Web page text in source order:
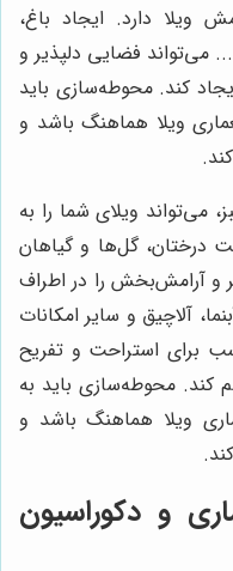
ویلا دارد. ایجاد باغ،
... می‌تواند فضایی دلپذیر و
کند. محوطه‌سازی باید
ویلا هماهنگ باشد و
می‌تواند ویلای شما را به
درختان، گل‌ها و گیاهان
و آرامش‌بخش را در اطراف
آلاچیق و سایر امکانات
برای استراحت و تفریح
کند. محوطه‌سازی باید به
ویلا هماهنگ باشد و
و دکوراسیون